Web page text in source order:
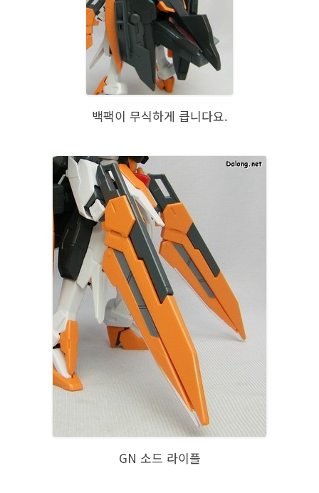
백팩이 무식하게 큽니다요.
GN 소드 라이플